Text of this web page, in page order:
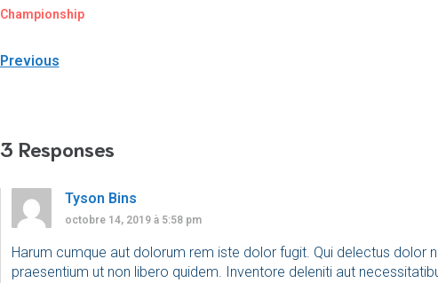
Championship
Previous
3 Responses
Tyson Bins
octobre 14, 2019 à 5:58 pm
Harum cumque aut dolorum rem iste dolor fugit. Qui delectus dolor
praesentium ut non libero quidem. Inventore deleniti aut